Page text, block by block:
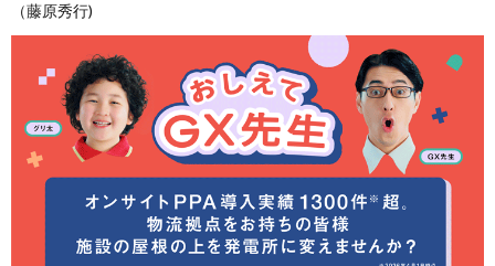
（藤原秀行)